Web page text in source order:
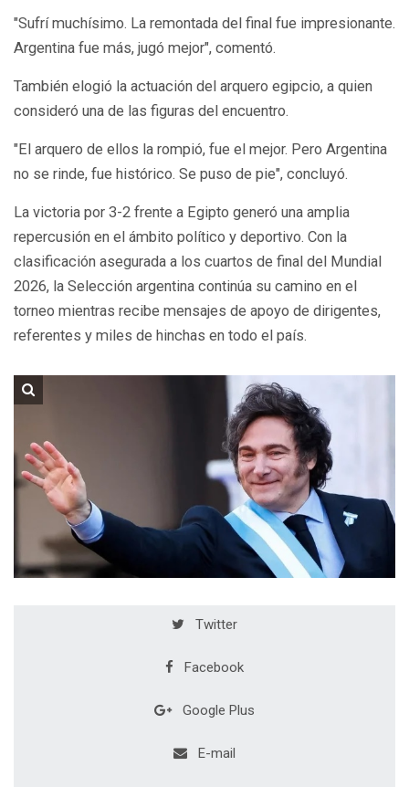
"Sufrí muchísimo. La remontada del final fue impresionante.
Argentina fue más, jugó mejor", comentó.
También elogió la actuación del arquero egipcio, a quien
consideró una de las figuras del encuentro.
"El arquero de ellos la rompió, fue el mejor. Pero Argentina
no se rinde, fue histórico. Se puso de pie", concluyó.
La victoria por 3-2 frente a Egipto generó una amplia
repercusión en el ámbito político y deportivo. Con la
clasificación asegurada a los cuartos de final del Mundial
2026, la Selección argentina continúa su camino en el
torneo mientras recibe mensajes de apoyo de dirigentes,
referentes y miles de hinchas en todo el país.
Twitter
Facebook
Google Plus
E-mail